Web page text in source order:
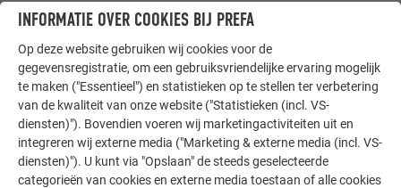
INFORMATIE OVER COOKIES BIJ PREFA
Op deze website gebruiken wij cookies voor de
gegevensregistratie, om een gebruiksvriendelijke ervaring mogelijk
te maken ("Essentieel") en statistieken op te stellen ter verbetering
van de kwaliteit van onze website ("Statistieken (incl. VS-
diensten)"). Bovendien voeren wij marketingactiviteiten uit en
integreren wij externe media ("Marketing & externe media (incl. VS-
diensten)"). U kunt via "Opslaan" de steeds geselecteerde
categorieën van cookies en externe media toestaan of alle cookies